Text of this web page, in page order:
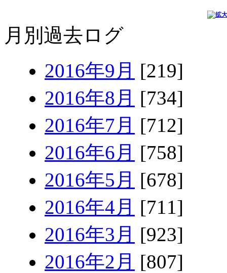
月別過去ログ
2016年9月 [219]
2016年8月 [734]
2016年7月 [712]
2016年6月 [758]
2016年5月 [678]
2016年4月 [711]
2016年3月 [923]
2016年2月 [807]